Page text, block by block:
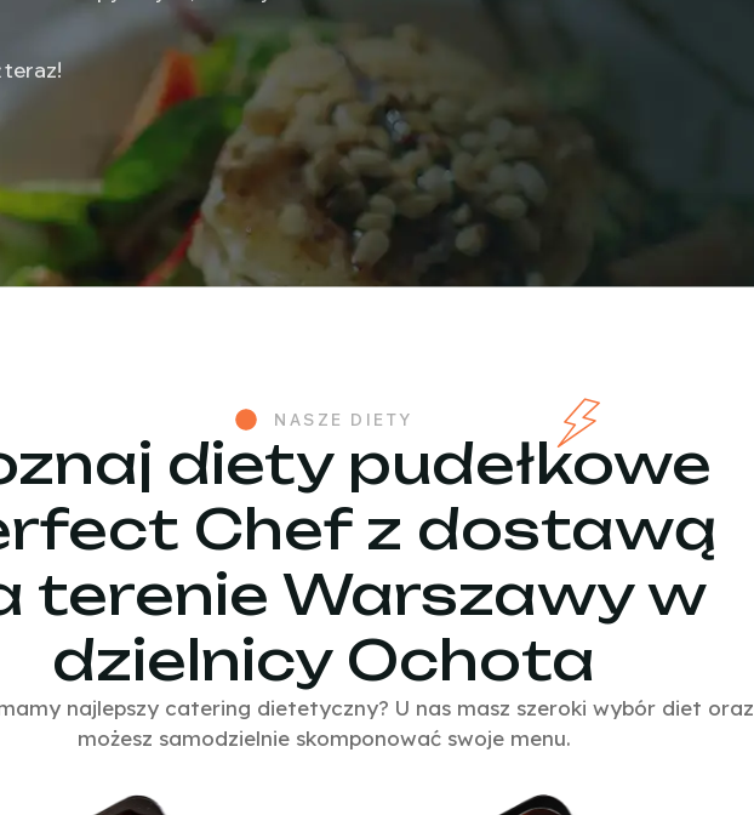
teraz!
NASZE DIETY
diety pudełkowe
Chef z dostawą
terenie Warszawy w
dzielnicy Ochota
najlepszy catering dietetyczny? U nas masz szeroki wybór diet oraz
możesz samodzielnie skomponować swoje menu.